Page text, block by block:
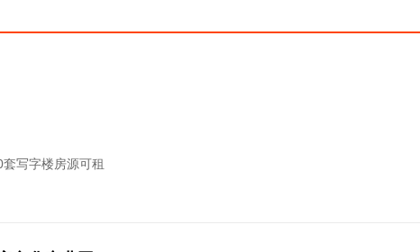
写字楼房源可租